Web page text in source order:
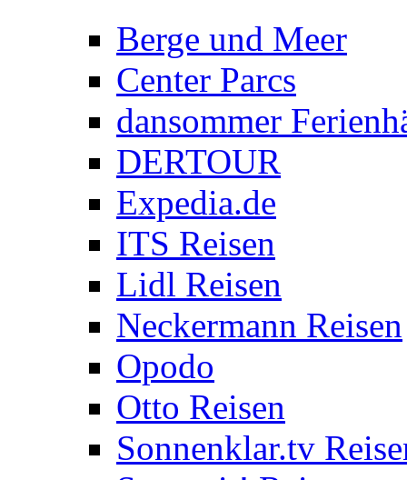
Berge und Meer
Center Parcs
dansommer
DERTOUR
Expedia.de
ITS Reisen
Lidl Reisen
Neckermann Reisen
Opodo
Otto Reisen
Sonnenklar.tv